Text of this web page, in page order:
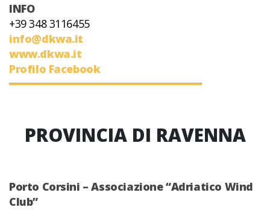
INFO
+39 348 3116455
info@dkwa.it
www.dkwa.it
Profilo Facebook
PROVINCIA DI RAVENNA
Porto Corsini – Associazione “Adriatico Wind
Club”